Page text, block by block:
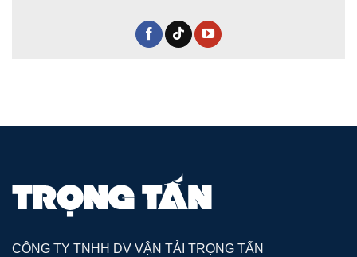
CÔNG TY TNHH DV VẬN TẢI TRỌNG TẤN